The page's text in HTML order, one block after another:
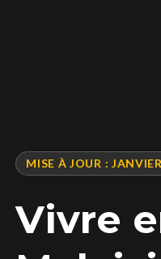
MISE À JOUR :
Vivre